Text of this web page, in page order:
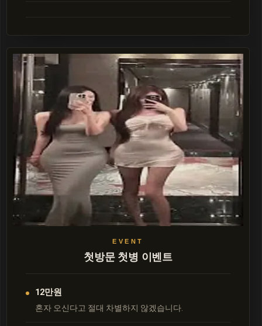
첫방문 첫병 이벤트
12만원
혼자 오신다고 절대 차별하지 않겠습니다.